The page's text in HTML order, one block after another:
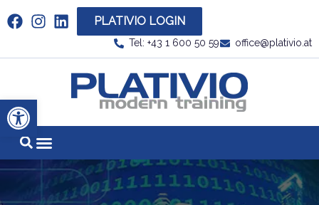
Werkzeugleiste öffnen
Link zu https://www.linkedin.com/company/
PLATIVIO LOGIN
Tel: +43 1 600 50 59 office@plativio.at
Link zu